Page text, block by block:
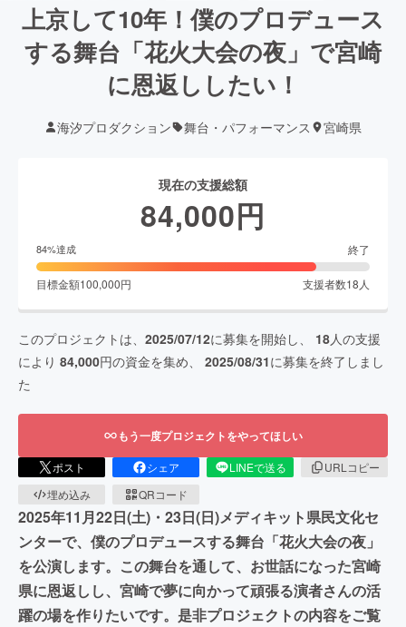
上京して10年！僕のプロデュース
する舞台「花火大会の夜」で宮崎
に恩返ししたい！
海汐プロダクション 舞台・パフォーマンス 宮崎県
現在の支援総額
84,000円
84%達成 終了
目標金額100,000円 支援者数18 人
このプロジェクトは、 2025/07/12に募集を開始し、 18人の支援
により 84,000円の資金を集め、 2025/08/31に募集を終了しまし
た
もう一度プロジェクトをやってほしい
ポスト シェア LINEで送る
URLコピー
埋め込み
QRコード
2025年11月22日(土)・23日(日)メディキット県民文化セ
ンターで、僕のプロデュースする舞台「花火大会の夜」
を公演します。この舞台を通して、お世話になった宮崎
県に恩返しし、宮崎で夢に向かって頑張る演者さんの活
躍の場を作りたいです。是非プロジェクトの内容をご覧